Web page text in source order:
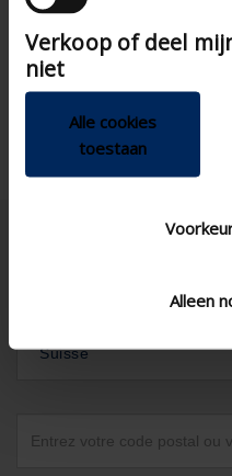
die ze hebben
van hun services.
Verkoop of deel
niet
Alle cookies
toestaan
Alleen
Suisse